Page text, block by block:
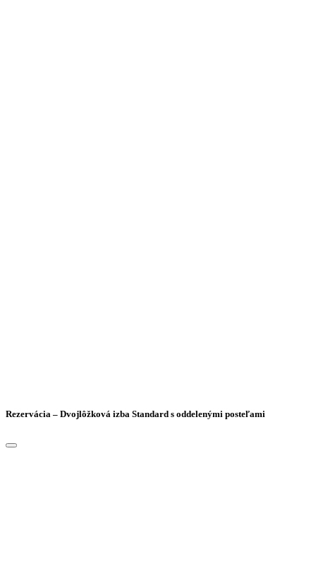
Rezervácia – Dvojlôžková izba Standard s oddelenými posteľami